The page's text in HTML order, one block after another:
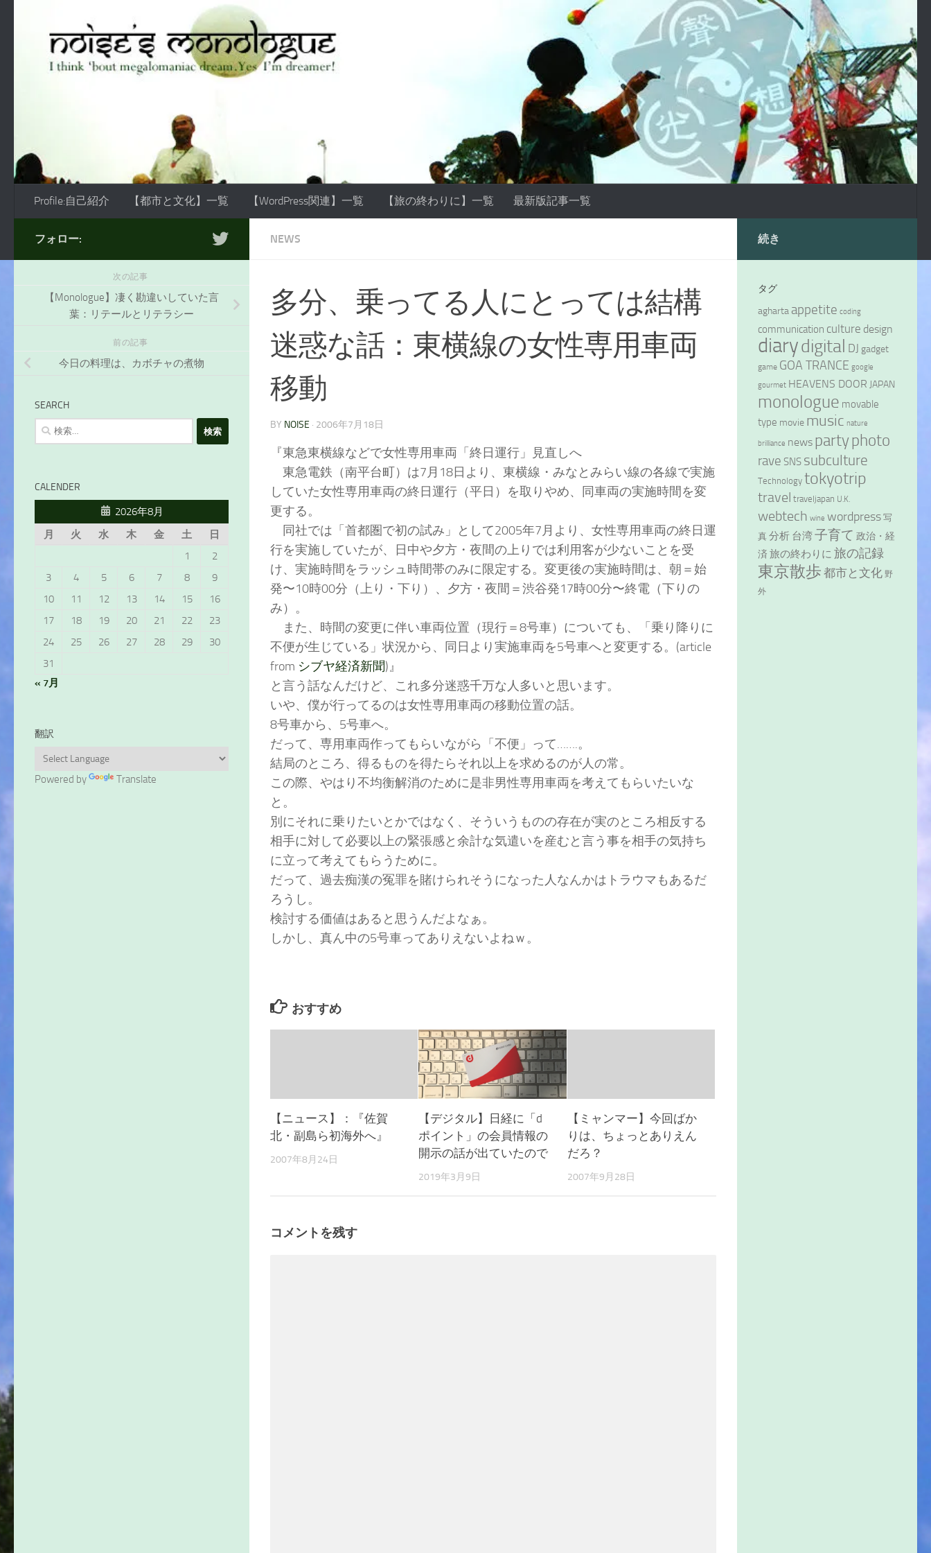
コンテンツへスキップ
Profile:自己紹介 【都市と文化】一覧 【WordPress関連】一覧 【旅の終わりに】一覧 最新版記事一覧
NEWS
多分、乗ってる人にとっては結構
迷惑な話：東横線の女性専用車両
移動
BY NOISE · 2006年7月18日
『東急東横線などで女性専用車両「終日運行」見直しへ
東急電鉄（南平台町）は7月18日より、東横線・みなとみらい線の各線で実施
していた女性専用車両の終日運行（平日）を取りやめ、同車両の実施時間を変
更する。
同社では「首都圏で初の試み」として2005年7月より、女性専用車両の終日運
行を実施していたが、日中や夕方・夜間の上りでは利用客が少ないことを受
け、実施時間をラッシュ時間帯のみに限定する。変更後の実施時間は、朝＝始
発〜10時00分（上り・下り）、夕方・夜間＝渋谷発17時00分〜終電（下りの
み）。
また、時間の変更に伴い車両位置（現行＝8号車）についても、「乗り降りに
不便が生じている」状況から、同日より実施車両を5号車へと変更する。(article
from シブヤ経済新聞)』
と言う話なんだけど、これ多分迷惑千万な人多いと思います。
いや、僕が行ってるのは女性専用車両の移動位置の話。
8号車から、5号車へ。
だって、専用車両作ってもらいながら「不便」って…….。
結局のところ、得るものを得たらそれ以上を求めるのが人の常。
この際、やはり不均衡解消のために是非男性専用車両を考えてもらいたいな
と。
別にそれに乗りたいとかではなく、そういうものの存在が実のところ相反する
相手に対して必要以上の緊張感と余計な気遣いを産むと言う事を相手の気持ち
に立って考えてもらうために。
だって、過去痴漢の冤罪を賭けられそうになった人なんかはトラウマもあるだ
ろうし。
検討する価値はあると思うんだよなぁ。
しかし、真ん中の5号車ってありえないよねｗ。
おすすめ
【ニュース】：『佐賀
北・副島ら初海外へ』
2007年8月24日
【デジタル】日経に「d
ポイント」の会員情報の
開示の話が出ていたので
2019年3月9日
【ミャンマー】今回ばか
りは、ちょっとありえん
だろ？
2007年9月28日
コメントを残す
フォロー:
次の記事
【Monologue】凄く勘違いしていた言
葉：リテールとリテラシー
前の記事
今日の料理は、カボチャの煮物
SEARCH
検
索:
CALENDER
2026年8月
月
火 水 木 金 土
日
1
2
3
4 5 6 7 8
9
10
11 12 13 14 15
16
17
18 19 20 21 22
23
24
25 26 27 28 29
30
31
« 7月
翻訳
Powered by Translate
続き
タグ
agharta appetite coding
communication culture design
diarydigital DJ gadget
game GOA TRANCE google
gourmet HEAVENS DOOR JAPAN
monologue movable
type movie music nature
brilliance news partyphoto
rave SNS subculture
Technology tokyotrip
travel traveljapan U.K.
webtech wine wordpress 写
真 分析 台湾子育て 政治・経
済 旅の終わりに 旅の記録
東京散歩 都市と文化 野
外